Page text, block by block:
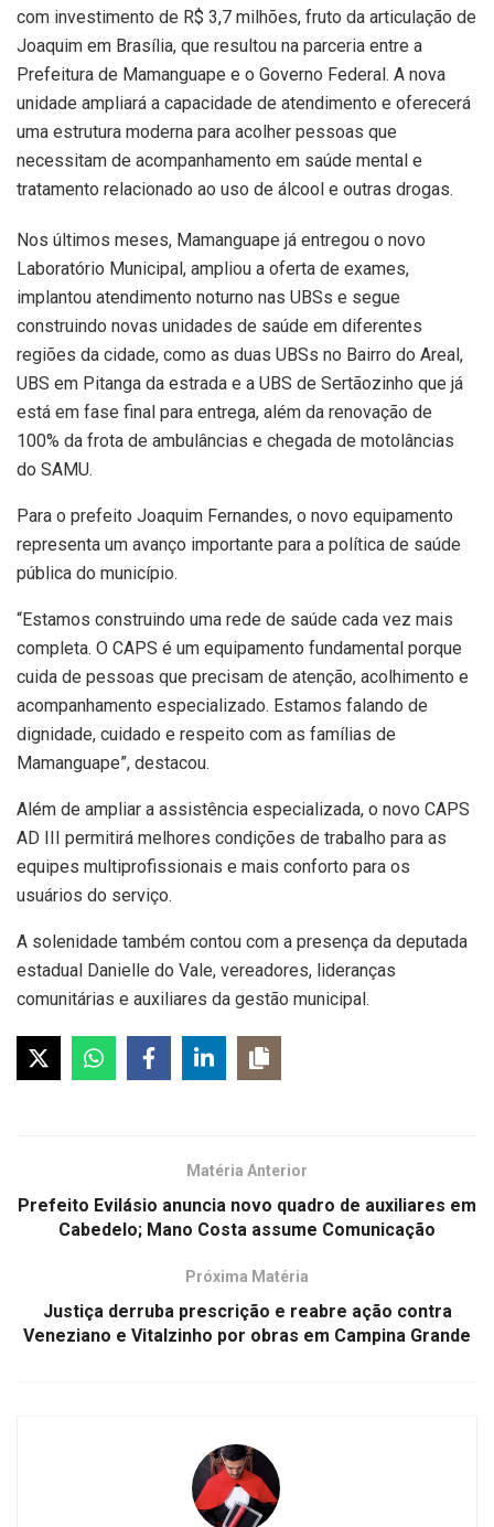
com investimento de R$ 3,7 milhões, fruto da articulação de
Joaquim em Brasília, que resultou na parceria entre a
Prefeitura de Mamanguape e o Governo Federal. A nova
unidade ampliará a capacidade de atendimento e oferecerá
uma estrutura moderna para acolher pessoas que
necessitam de acompanhamento em saúde mental e
tratamento relacionado ao uso de álcool e outras drogas.
Nos últimos meses, Mamanguape já entregou o novo
Laboratório Municipal, ampliou a oferta de exames,
implantou atendimento noturno nas UBSs e segue
construindo novas unidades de saúde em diferentes
regiões da cidade, como as duas UBSs no Bairro do Areal,
UBS em Pitanga da estrada e a UBS de Sertãozinho que já
está em fase final para entrega, além da renovação de
100% da frota de ambulâncias e chegada de motolâncias
do SAMU.
Para o prefeito Joaquim Fernandes, o novo equipamento
representa um avanço importante para a política de saúde
pública do município.
“Estamos construindo uma rede de saúde cada vez mais
completa. O CAPS é um equipamento fundamental porque
cuida de pessoas que precisam de atenção, acolhimento e
acompanhamento especializado. Estamos falando de
dignidade, cuidado e respeito com as famílias de
Mamanguape”, destacou.
Além de ampliar a assistência especializada, o novo CAPS
AD III permitirá melhores condições de trabalho para as
equipes multiprofissionais e mais conforto para os
usuários do serviço.
A solenidade também contou com a presença da deputada
estadual Danielle do Vale, vereadores, lideranças
comunitárias e auxiliares da gestão municipal.
Matéria Anterior
Prefeito Evilásio anuncia novo quadro de auxiliares em
Cabedelo; Mano Costa assume Comunicação
Próxima Matéria
Justiça derruba prescrição e reabre ação contra
Veneziano e Vitalzinho por obras em Campina Grande